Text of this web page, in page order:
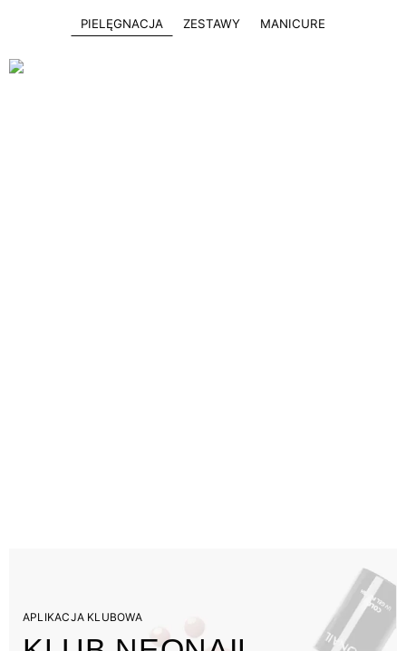
PIELĘGNACJA ZESTAWY MANICURE
APLIKACJA KLUBOWA